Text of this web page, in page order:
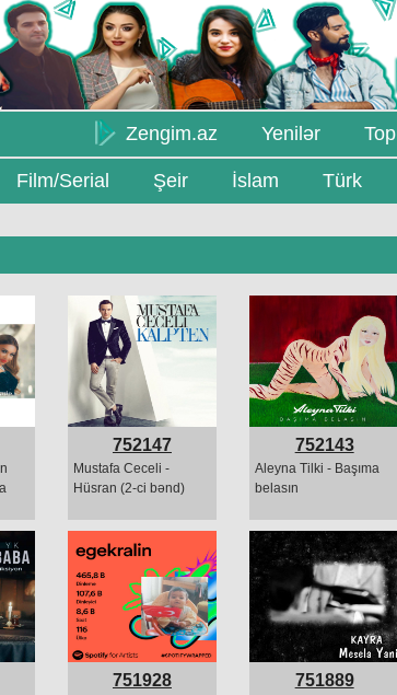
Zengim.az Yenilər Top
Film/Serial Şeir İslam Türk
752147
Mustafa Ceceli -
Hüsran (2-ci bənd)
752143
Aleyna Tilki - Başıma
belasın
751928 751889